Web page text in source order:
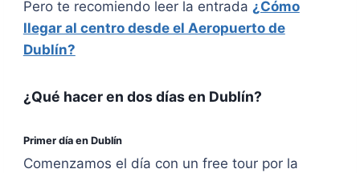
Pero te recomiendo leer la entrada ¿Cómo
llegar al centro desde el Aeropuerto de
Dublín?
¿Qué hacer en dos días en Dublín?
Primer día en Dublín
Comenzamos el día con un free tour por la